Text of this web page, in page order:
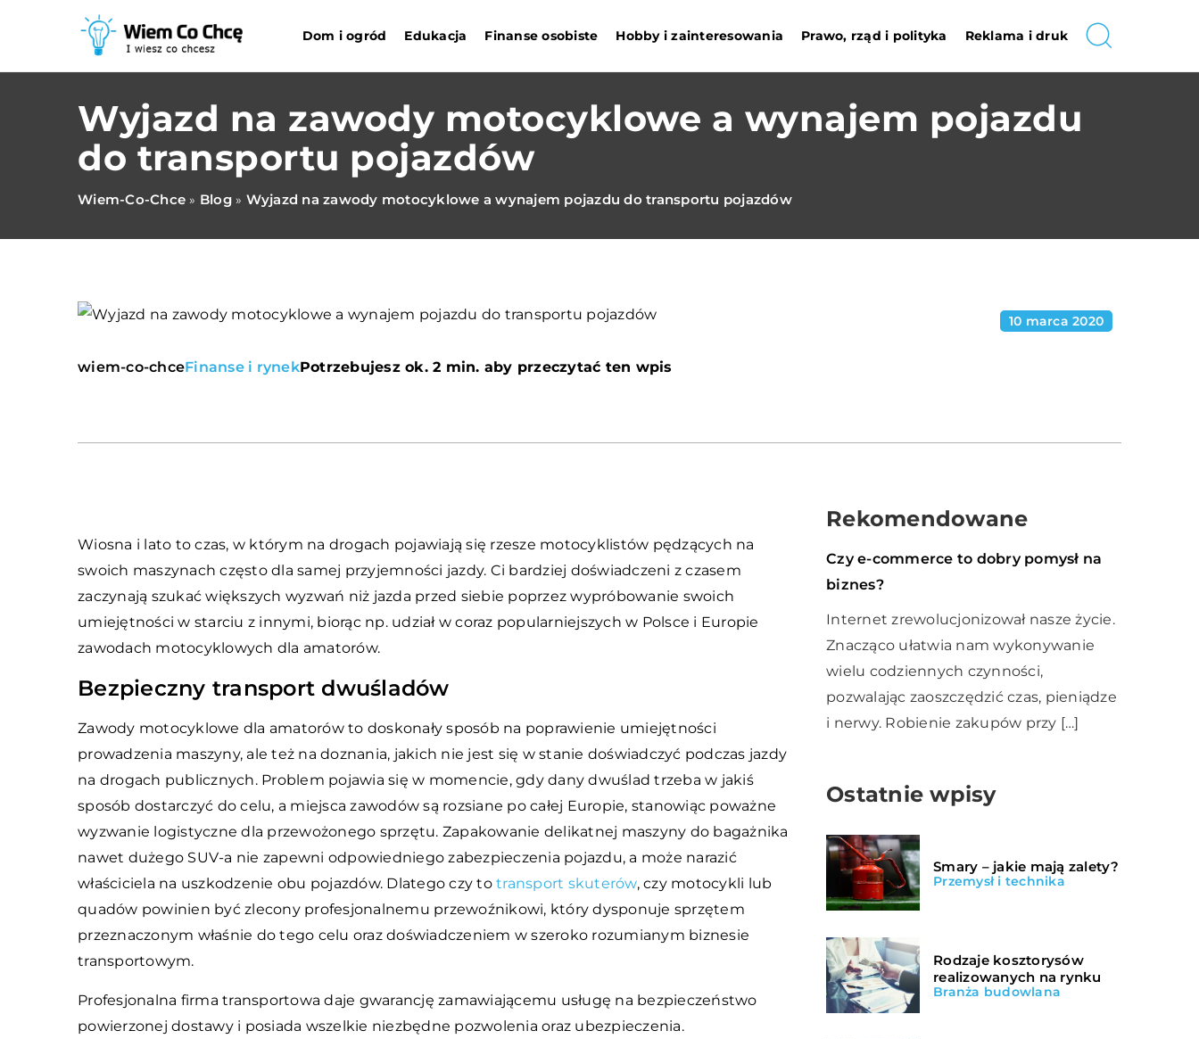
Dom i ogród Edukacja Finanse osobiste Hobby i zainteresowania Prawo, rząd i polityka Reklama i druk
Wyjazd na zawody motocyklowe a wynajem pojazdu
do transportu pojazdów
Wiem-Co-Chce » Blog» Wyjazd na zawody motocyklowe a wynajem pojazdu do transportu pojazdów
10 marca 2020
wiem-co-chceFinanse i rynekPotrzebujesz ok. 2 min. aby przeczytać ten wpis
Wiosna i lato to czas, w którym na drogach pojawiają się rzesze motocyklistów pędzących na
swoich maszynach często dla samej przyjemności jazdy. Ci bardziej doświadczeni z czasem
zaczynają szukać większych wyzwań niż jazda przed siebie poprzez wypróbowanie swoich
umiejętności w starciu z innymi, biorąc np. udział w coraz popularniejszych w Polsce i Europie
zawodach motocyklowych dla amatorów.
Bezpieczny transport dwuśladów
Zawody motocyklowe dla amatorów to doskonały sposób na poprawienie umiejętności
prowadzenia maszyny, ale też na doznania, jakich nie jest się w stanie doświadczyć podczas jazdy
na drogach publicznych. Problem pojawia się w momencie, gdy dany dwuślad trzeba w jakiś
sposób dostarczyć do celu, a miejsca zawodów są rozsiane po całej Europie, stanowiąc poważne
wyzwanie logistyczne dla przewożonego sprzętu. Zapakowanie delikatnej maszyny do bagażnika
nawet dużego SUV-a nie zapewni odpowiedniego zabezpieczenia pojazdu, a może narazić
właściciela na uszkodzenie obu pojazdów. Dlatego czy to transport skuterów, czy motocykli lub
quadów powinien być zlecony profesjonalnemu przewoźnikowi, który dysponuje sprzętem
przeznaczonym właśnie do tego celu oraz doświadczeniem w szeroko rozumianym biznesie
transportowym.
Profesjonalna firma transportowa daje gwarancję zamawiającemu usługę na bezpieczeństwo
powierzonej dostawy i posiada wszelkie niezbędne pozwolenia oraz ubezpieczenia.
Rekomendowane
23 listopada 2020
Finanse i rynek
Czy e-commerce to dobry pomysł na
biznes?
Internet zrewolucjonizował nasze życie.
Znacząco ułatwia nam wykonywanie
wielu codziennych czynności,
pozwalając zaoszczędzić czas, pieniądze
i nerwy. Robienie zakupów przy […]
Ostatnie wpisy
Smary – jakie mają zalety?
Przemysł i technika
Rodzaje kosztorysów
realizowanych na rynku
Branża budowlana